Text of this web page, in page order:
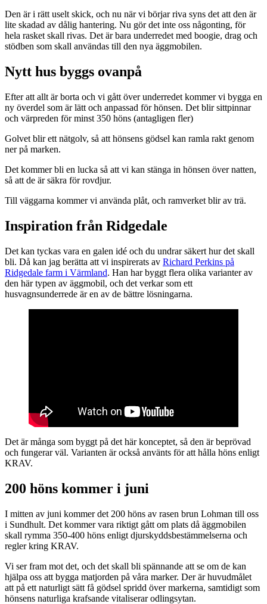
Den är i rätt uselt skick, och nu när vi börjar riva syns det att den är
lite skadad av dålig hantering. Nu gör det inte oss någonting, för
hela rasket skall rivas. Det är bara underredet med boogie, drag och
stödben som skall användas till den nya äggmobilen.
Nytt hus byggs ovanpå
Efter att allt är borta och vi gått över underredet kommer vi bygga en
ny överdel som är lätt och anpassad för hönsen. Det blir sittpinnar
och värpreden för minst 350 höns (antagligen fler)
Golvet blir ett nätgolv, så att hönsens gödsel kan ramla rakt genom
ner på marken.
Det kommer bli en lucka så att vi kan stänga in hönsen över natten,
så att de är säkra för rovdjur.
Till väggarna kommer vi använda plåt, och ramverket blir av trä.
Inspiration från Ridgedale
Det kan tyckas vara en galen idé och du undrar säkert hur det skall
bli. Då kan jag berätta att vi inspirerats av Richard Perkins på
Ridgedale farm i Värmland. Han har byggt flera olika varianter av
den här typen av äggmobil, och det verkar som ett
husvagnsunderrede är en av de bättre lösningarna.
Det är många som byggt på det här konceptet, så den är beprövad
och fungerar väl. Varianten är också använts för att hålla höns enligt
KRAV.
200 höns kommer i juni
I mitten av juni kommer det 200 höns av rasen brun Lohman till oss
i Sundhult. Det kommer vara riktigt gått om plats då äggmobilen
skall rymma 350-400 höns enligt djurskyddsbestämmelserna och
regler kring KRAV.
Vi ser fram mot det, och det skall bli spännande att se om de kan
hjälpa oss att bygga matjorden på våra marker. Der är huvudmålet
att på ett naturligt sätt få gödsel spridd över markerna, samtidigt som
hönsens naturliga krafsande vitaliserar odlingsytan.